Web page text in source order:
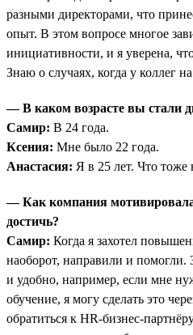
разными директорами, что
опыт. В этом вопросе многое
инициативности, и я уверена,
Знаю о случаях, когда у коллег
— В каком возрасте вы стали
Самир: В 24 года.
Ксения: Мне было 22 года.
Анастасия: Я в 25 лет. Что тоже
— Как компания мотивировала
достичь?
Самир: Когда я захотел
наоборот, направили и помогли.
и удобно, например, если мне
обучение, я могу сделать это
обратиться к HR-бизнес-